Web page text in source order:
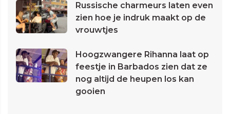
Russische charmeurs laten even
zien hoe je indruk maakt op de
vrouwtjes
Hoogzwangere Rihanna laat op
feestje in Barbados zien dat ze
nog altijd de heupen los kan
gooien